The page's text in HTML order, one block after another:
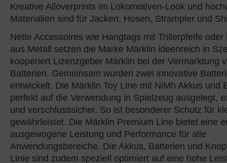
Kreative Alloverprints im Lokomotiven-Look und
Materialien sind für Jacken, Hosen, Strampler und
Nette Accessoires wie Hangtags mit Trillerpfeife oder
aus Metall setzen die Marke Märklin ideenreich in
kooperiert Lizenzgeber Märklin bei der Vermarktung
Batterien. Gemeinsam wurden zwei innovative
entwickelt. Die Märklin Toy Line mit NiMh Akkus und
perfekt auf die Verwendung in Spielzeug ausgelegt,
und verschlusssicher. So ist besonderer Schutz für
gewährleistet. Die Märklin Premium Line bietet eine
ausgewogene Leistung und Performance für alle
Anwendungsbereiche. Die Akkus, Batterien und
Linie sind zudem speziell optimiert auf eine hohe